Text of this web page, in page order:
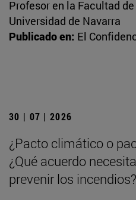
Profesor en la Facultad
Universidad de Navarra
Publicado en: El
30 | 07 | 2026
¿Pacto climático o
¿Qué acuerdo
prevenir los incendios?